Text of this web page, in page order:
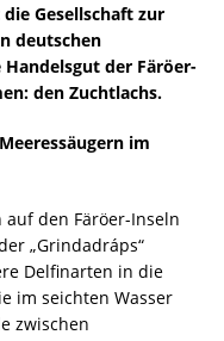
Gesellschaft zur
deutschen
der Färöer-
den Zuchtlachs.
im
den Färöer-Inseln
„Grindadráps“
Delfinarten in die
im seichten Wasser
zwischen